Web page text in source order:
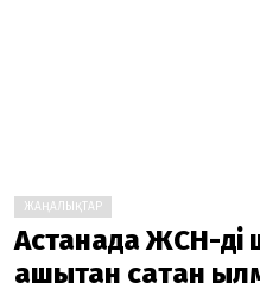
ЖАҢАЛЫҚТАР
Астанада ЖСН-ді
қашықтан сатқан